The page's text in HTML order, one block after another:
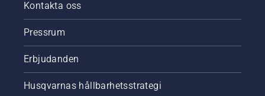
Kontakta oss
Pressrum
Erbjudanden
Husqvarnas hållbarhetsstrategi